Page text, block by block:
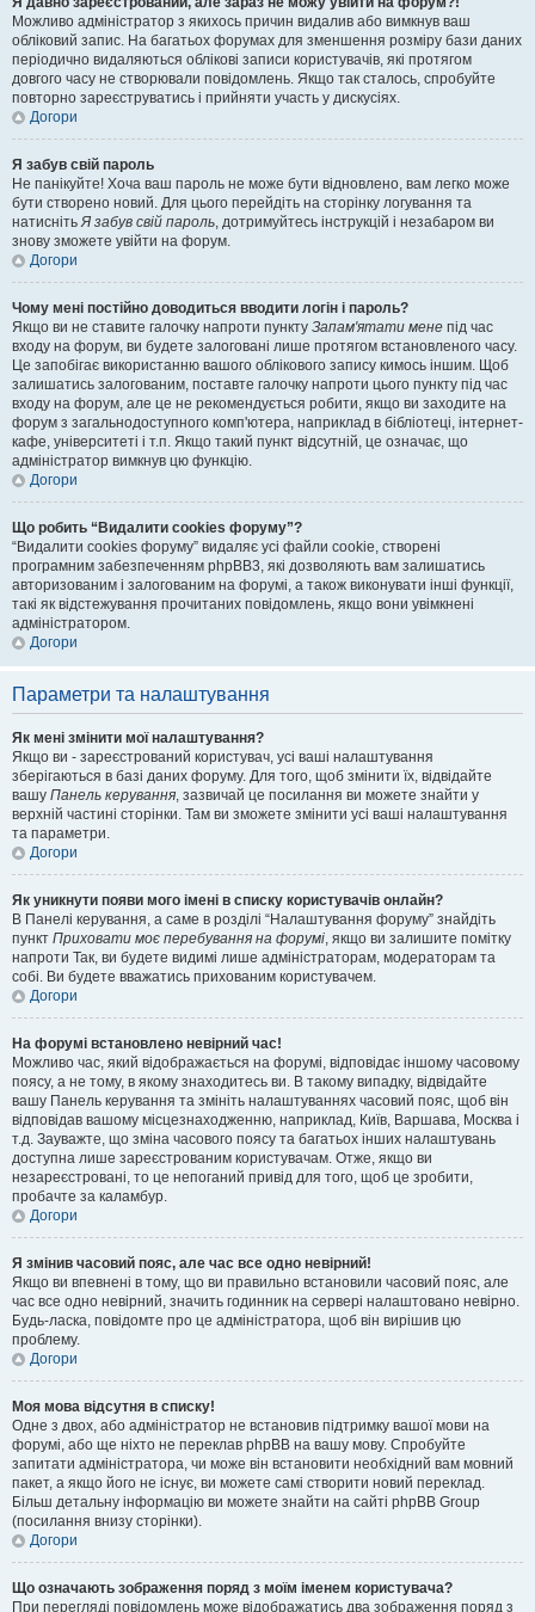
Можливо адміністратор з якихось причин видалив або вимкнув ваш
обліковий запис. На багатьох форумах для зменшення розміру бази даних
періодично видаляються облікові записи користувачів, які протягом
довгого часу не створювали повідомлень. Якщо так сталось, спробуйте
повторно зареєструватись і прийняти участь у дискусіях.
Догори
Я забув свій пароль
Не панікуйте! Хоча ваш пароль не може бути відновлено, вам легко може
бути створено новий. Для цього перейдіть на сторінку логування та
натиснітьЯ забув свій пароль, дотримуйтесь інструкцій і незабаром ви
знову зможете увійти на форум.
Догори
Чому мені постійно доводиться вводити логін і пароль?
Якщо ви не ставите галочку напроти пункту Запам'ятати мене під час
входу на форум, ви будете залоговані лише протягом встановленого часу.
Це запобігає використанню вашого облікового запису кимось іншим. Щоб
залишатись залогованим, поставте галочку напроти цього пункту під час
входу на форум, але це не рекомендується робити, якщо ви заходите на
форум з загальнодоступного комп'ютера, наприклад в бібліотеці, інтернет-
кафе, університеті і т.п. Якщо такий пункт відсутній, це означає, що
адміністратор вимкнув цю функцію.
Догори
Що робить “Видалити cookies форуму”?
“Видалити cookies форуму” видаляє усі файли cookie, створені
програмним забезпеченням phpBB3, які дозволяють вам залишатись
авторизованим і залогованим на форумі, а також виконувати інші функції,
такі як відстежування прочитаних повідомлень, якщо вони увімкнені
адміністратором.
Догори
Параметри та налаштування
Як мені змінити мої налаштування?
Якщо ви - зареєстрований користувач, усі ваші налаштування
зберігаються в базі даних форуму. Для того, щоб змінити їх, відвідайте
вашу Панель керування, зазвичай це посилання ви можете знайти у
верхній частині сторінки. Там ви зможете змінити усі ваші налаштування
та параметри.
Догори
Як уникнути появи мого імені в списку користувачів онлайн?
В Панелі керування, а саме в розділі “Налаштування форуму” знайдіть
пункт Приховати моє перебування на форумі, якщо ви залишите помітку
напроти Так, ви будете видимі лише адміністраторам, модераторам та
собі. Ви будете вважатись прихованим користувачем.
Догори
На форумі встановлено невірний час!
Можливо час, який відображається на форумі, відповідає іншому часовому
поясу, а не тому, в якому знаходитесь ви. В такому випадку, відвідайте
вашу Панель керування та змініть налаштуваннях часовий пояс, щоб він
відповідав вашому місцезнаходженню, наприклад, Київ, Варшава, Москва і
т.д. Зауважте, що зміна часового поясу та багатьох інших налаштувань
доступна лише зареєстрованим користувачам. Отже, якщо ви
незареєстровані, то це непоганий привід для того, щоб це зробити,
пробачте за каламбур.
Догори
Я змінив часовий пояс, але час все одно невірний!
Якщо ви впевнені в тому, що ви правильно встановили часовий пояс, але
час все одно невірний, значить годинник на сервері налаштовано невірно.
Будь-ласка, повідомте про це адміністратора, щоб він вирішив цю
проблему.
Догори
Моя мова відсутня в списку!
Одне з двох, або адміністратор не встановив підтримку вашої мови на
форумі, або ще ніхто не переклав phpBB на вашу мову. Спробуйте
запитати адміністратора, чи може він встановити необхідний вам мовний
пакет, а якщо його не існує, ви можете самі створити новий переклад.
Більш детальну інформацію ви можете знайти на сайті phpBB Group
(посилання внизу сторінки).
Догори
Що означають зображення поряд з моїм іменем користувача?
При перегляді повідомлень може відображатись два зображення поряд з